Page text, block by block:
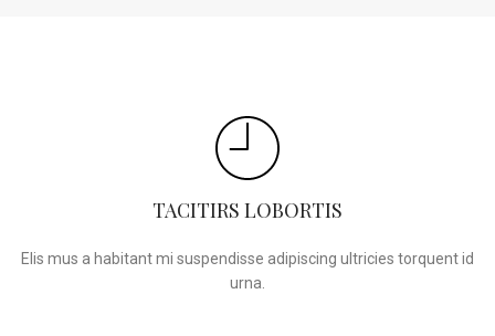
TACITIRS LOBORTIS
Elis mus a habitant mi suspendisse adipiscing ultricies torquent id
urna.